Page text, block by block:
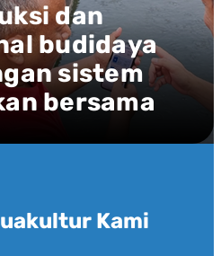
dan
budidaya
sistem
bersama
Kami